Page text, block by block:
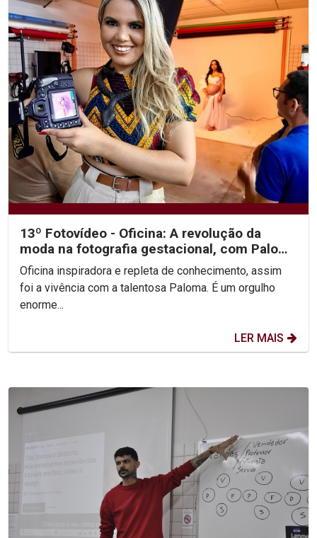
13º Fotovídeo - Oficina: A revolução da
moda na fotografia gestacional, com Paloma
Arquino
Oficina inspiradora e repleta de conhecimento, assim
foi a vivência com a talentosa Paloma. É um orgulho
enorme...
LER MAIS